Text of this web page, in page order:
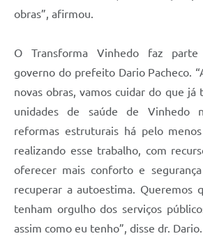
obras”, afirmou.
O Transforma Vinhedo faz
governo do prefeito Dario Pacheco.
novas obras, vamos cuidar do que já
unidades de saúde de Vinhedo
reformas estruturais há pelo
realizando esse trabalho, com
oferecer mais conforto e
recuperar a autoestima. Queremos
tenham orgulho dos serviços
assim como eu tenho”, disse dr. Dario.